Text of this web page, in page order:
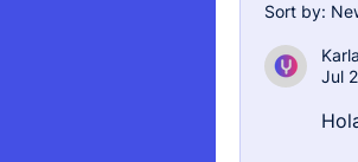
Sort by:
Karla
Jul